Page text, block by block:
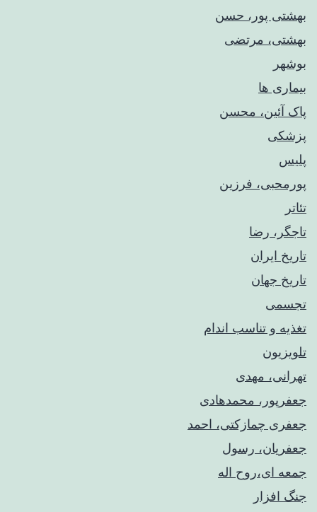
بهشتی پور، حسن
بهشتی، مرتضی
بوشهر
بیماری ها
پاک آئین، محسن
پزشکی
پلیس
پورمحبی، فرزین
تئاتر
تاجگر، رضا
تاریخ ایران
تاریخ جهان
تجسمی
تغذیه و تناسب اندام
تلویزیون
تهرانی، مهدی
جعفرپور، محمدهادی
جعفری چمازکتی، احمد
جعفریان، رسول
جمعه ای،روح اله
جنگ افزار